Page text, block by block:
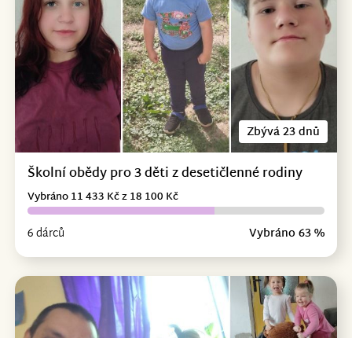
Zbývá 23 dnů
Školní obědy pro 3 děti z desetičlenné rodiny
6 dárců Vybráno 63 %
Vybráno 11 433 Kč z 18 100 Kč